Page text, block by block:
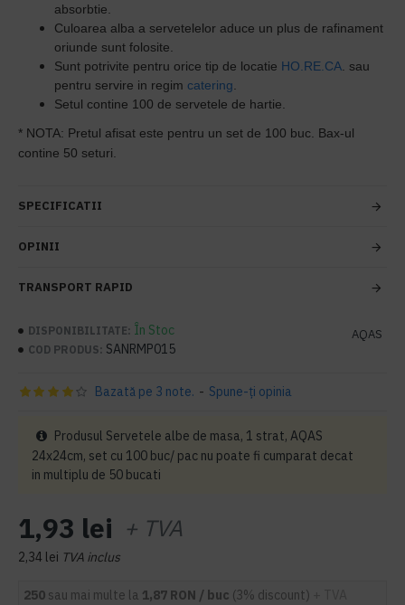
absorbtie.
Culoarea alba a servetelelor aduce un plus de rafinament
oriunde sunt folosite.
Sunt potrivite pentru orice tip de locatie HO.RE.CA . sau
pentru servire in regim catering
Setul contine 100 de servetele de hartie.
* NOTA: Pretul afisat este pentru un set de 100 buc. Bax-ul
contine 50 seturi.
SPECIFICATII
OPINII
TRANSPORT RAPID
DISPONIBILITATE: În Stoc
COD PRODUS: SANRMP015
AQAS
Bazată pe 3 note. - Spune-ţi opinia
1,93 lei + TVA
2,34 lei TVA inclus
Produsul Servetele albe de masa, 1 strat, AQAS
24x24cm, set cu 100 buc/ pac nu poate fi cumparat decat
in multiplu de 50 bucati
250 sau mai multe la 1,87 RON / buc (3% discount)